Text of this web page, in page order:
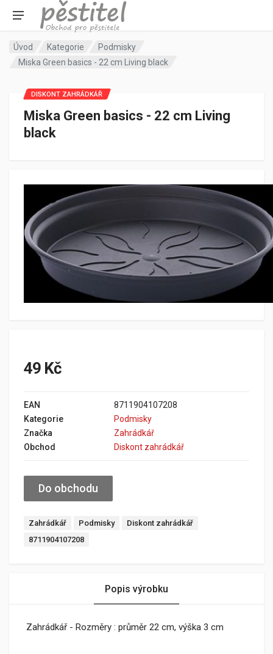
Úvod Kategorie
Podmisky
Miska Green basics - 22 cm Living black
Miska Green basics - 22 cm Living
black
DISKONT ZAHRÁDKÁŘ
49 Kč
EAN
8711904107208
Kategorie
Podmisky
Značka
Zahrádkář
Obchod
Diskont zahrádkář
Do obchodu
Zahrádkář Podmisky
Diskont zahrádkář
8711904107208
Popis výrobku
Zahrádkář - Rozměry : průměr 22 cm, výška 3 cm